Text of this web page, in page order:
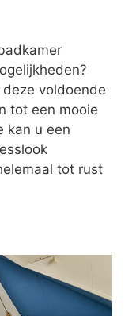
voldoende
tot een mooie
kan u een
tot rust